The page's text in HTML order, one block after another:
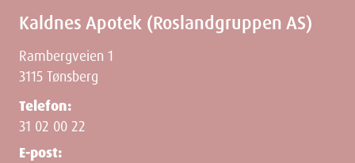
Kaldnes Apotek (Roslandgruppen AS)
Rambergveien 1
3115 Tønsberg
Telefon:
31 02 00 22
E-post: